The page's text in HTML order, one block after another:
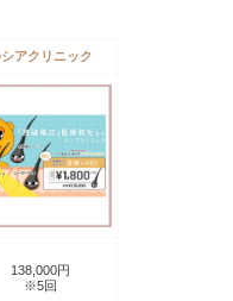
の医療脱毛を受ける
脱毛ができるクリニ
シアクリニック
138,000円
※5回